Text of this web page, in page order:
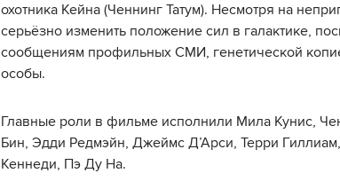
охотника Кейна (Ченнинг Татум). Несмотря на
серьёзно изменить положение сил в галактике,
сообщениям профильных СМИ, генетической
особы.
Главные роли в фильме исполнили Мила Кунис,
Бин, Эдди Редмэйн, Джеймс Д’Арси, Терри
Кеннеди, Пэ Ду На.